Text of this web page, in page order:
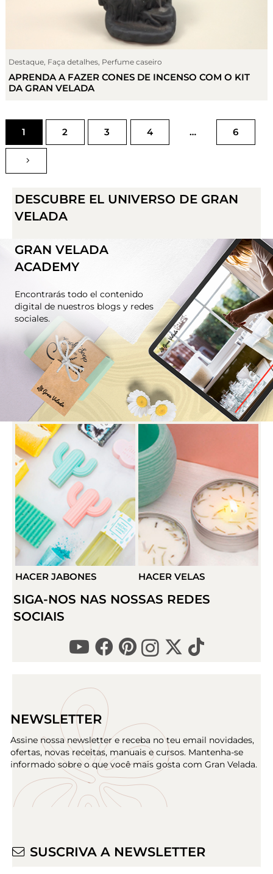
Destaque Faça detalhes Perfume caseiro
APRENDA A FAZER CONES DE INCENSO COM O KIT
DA GRAN VELADA
1 2 3 4 … 6
DESCUBRE EL UNIVERSO DE GRAN
VELADA
GRAN VELADA
ACADEMY
Encontrarás todo el contenido
digital de nuestros blogs y redes
sociales.
HACER VELAS HACER DETALLES
SIGA-NOS NAS NOSSAS REDES
SOCIAIS
NEWSLETTER
Assine nossa newsletter e receba no teu email novidades,
ofertas, novas receitas, manuais e cursos. Mantenha-se
informado sobre o que você mais gosta com Gran Velada.
SUSCRIVA A NEWSLETTER